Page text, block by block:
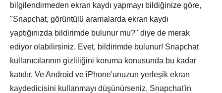
bilgilendirmeden ekran kaydı yapmayı bildiğinize göre,
"Snapchat, görüntülü aramalarda ekran kaydı
yaptığınızda bildirimde bulunur mu?" diye de merak
ediyor olabilirsiniz. Evet, bildirimde bulunur! Snapchat
kullanıcılarının gizliliğini koruma konusunda bu kadar
katıdır. Ve Android ve iPhone'unuzun yerleşik ekran
kaydedicisini kullanmayı düşünürseniz, Snapchat'in